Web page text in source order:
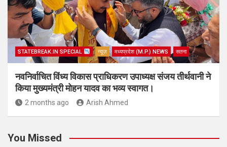
STATEBREAK.IN SPECIAL न्यूज़ मध्यप्रदेश (M.P.) NEWS सतना
नवनिर्वाचित विंध्य विकास प्राधिकरण उपाध्यक्ष संजय तीर्थवानी ने
किया मुख्यमंत्री मोहन यादव का भव्य स्वागत।
2 months ago Arish Ahmed
You Missed